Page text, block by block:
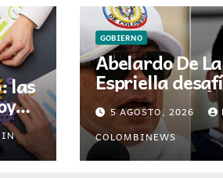
las
GOBIERNO
Abelardo De La
Espriella
liderazgo de
Uribe y Centro
Democrático
victoria
5 AGOSTO, 2026
COLOMBINEWS